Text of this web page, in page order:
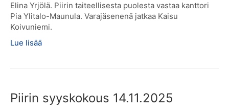
Elina Yrjölä. Piirin taiteellisesta puolesta vastaa kanttori
Pia Ylitalo-Maunula. Varajäsenenä jatkaa Kaisu
Koivuniemi.
Lue lisää
Piirin syyskokous 14.11.2025